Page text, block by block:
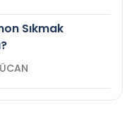
Sıkmak